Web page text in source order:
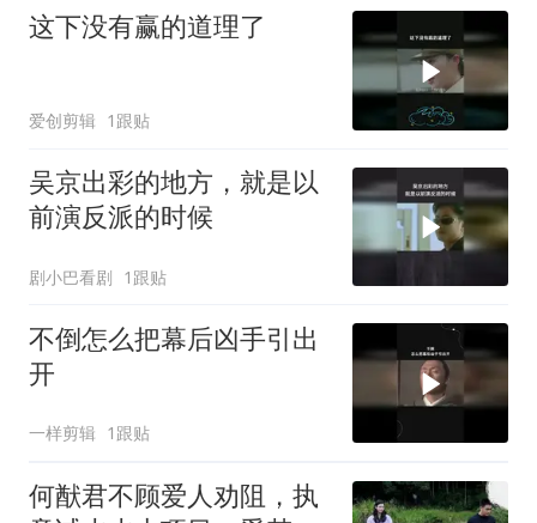
这下没有赢的道理了
爱创剪辑 1跟贴
吴京出彩的地方，就是以
前演反派的时候
剧小巴看剧 1跟贴
不倒怎么把幕后凶手引出
开
一样剪辑 1跟贴
何猷君不顾爱人劝阻，执